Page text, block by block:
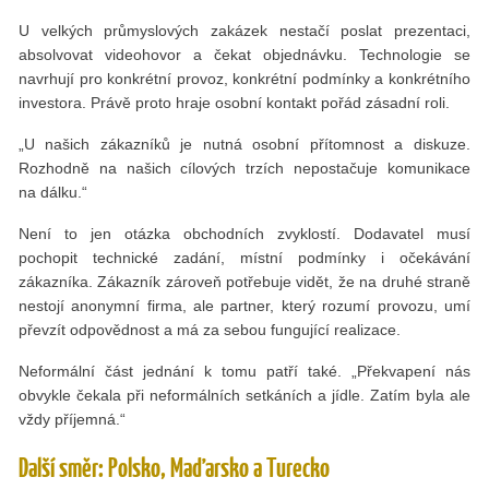
U velkých průmyslových zakázek nestačí poslat prezentaci,
absolvovat videohovor a čekat objednávku. Technologie se
navrhují pro konkrétní provoz, konkrétní podmínky a konkrétního
investora. Právě proto hraje osobní kontakt pořád zásadní roli.
„U našich zákazníků je nutná osobní přítomnost a diskuze.
Rozhodně na našich cílových trzích nepostačuje komunikace
na dálku.“
Není to jen otázka obchodních zvyklostí. Dodavatel musí
pochopit technické zadání, místní podmínky i očekávání
zákazníka. Zákazník zároveň potřebuje vidět, že na druhé straně
nestojí anonymní firma, ale partner, který rozumí provozu, umí
převzít odpovědnost a má za sebou fungující realizace.
Neformální část jednání k tomu patří také. „Překvapení nás
obvykle čekala při neformálních setkáních a jídle. Zatím byla ale
vždy příjemná.“
Další směr: Polsko, Maďarsko a Turecko